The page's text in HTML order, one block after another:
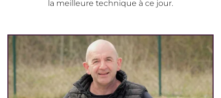
la meilleure technique à ce jour.